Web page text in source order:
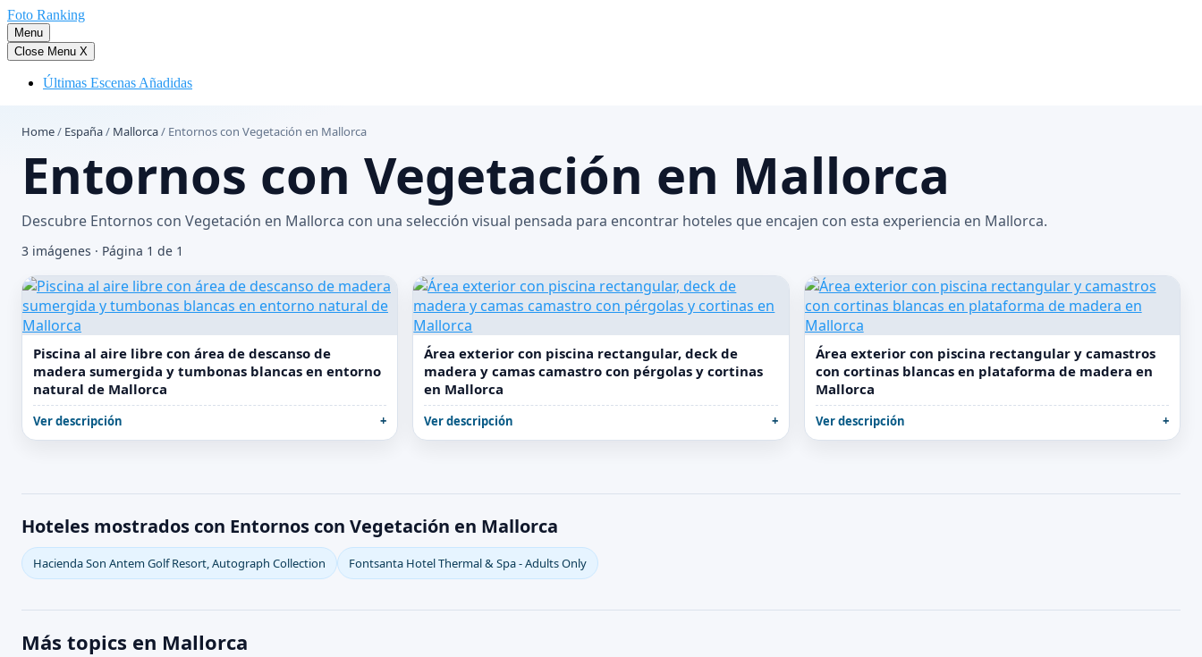
Saltar
al
contenido
Foto Ranking
Menu
Close Menu X
Últimas Escenas Añadidas
Home/ España/ Mallorca/ Entornos con Vegetación en Mallorca
Entornos con Vegetación en Mallorca
Descubre Entornos con Vegetación en Mallorca con una selección visual pensada para encontrar hoteles que encajen con esta experiencia en Mallorca.
3 imágenes · Página 1 de 1
Piscina al aire libre con área de descanso de
madera sumergida y tumbonas blancas en entorno
natural de Mallorca
Ver descripción
Área exterior con piscina rectangular, deck de
madera y camas camastro con pérgolas y cortinas
en Mallorca
Ver descripción
Área exterior con piscina rectangular y camastros
con cortinas blancas en plataforma de madera en
Mallorca
Ver descripción
Hoteles mostrados con Entornos con Vegetación en Mallorca
Hacienda Son Antem Golf Resort, Autograph Collection Fontsanta Hotel Thermal & Spa - Adults Only
Más topics en Mallorca